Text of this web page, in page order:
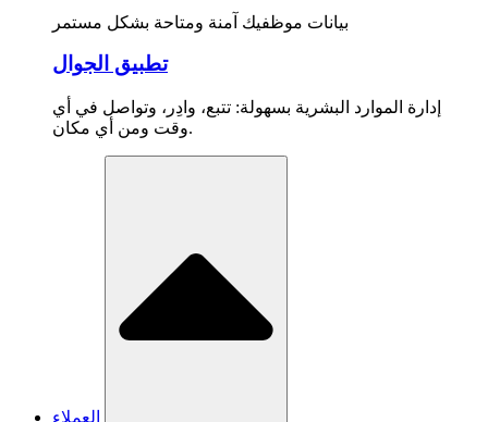
بيانات موظفيك آمنة ومتاحة بشكل مستمر
تطبيق الجوال
إدارة الموارد البشرية بسهولة: تتبع، وادِر، وتواصل في أي
وقت ومن أي مكان.